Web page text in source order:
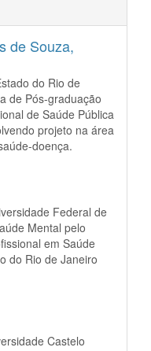
de Souza,
do Rio de
de Pós-graduação
de Saúde Pública
projeto na área
doença.
Federal de
Mental pelo
em Saúde
do Rio de Janeiro
Castelo